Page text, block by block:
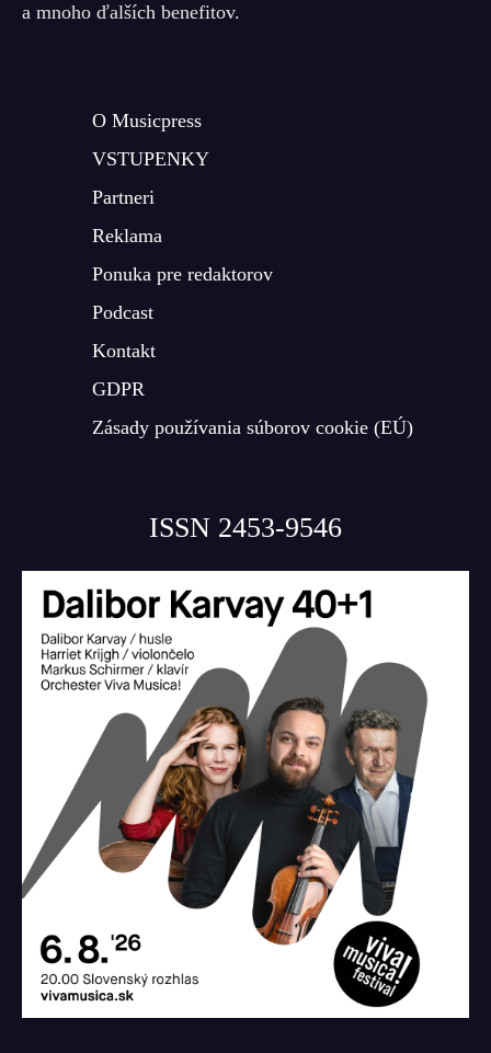
a mnoho ďalších benefitov.
O Musicpress
VSTUPENKY
Partneri
Reklama
Ponuka pre redaktorov
Podcast
Kontakt
GDPR
Zásady používania súborov cookie (EÚ)
ISSN 2453-9546